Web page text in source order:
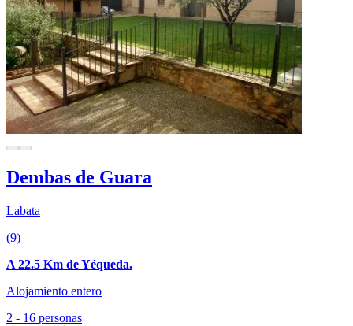
Dembas de Guara
Labata
(9)
A 22.5 Km de Yéqueda.
Alojamiento entero
2 - 16 personas